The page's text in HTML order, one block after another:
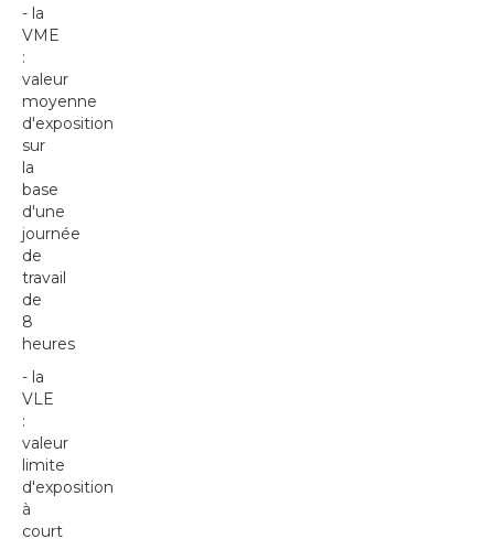
- la
VME
:
valeur
moyenne
d'exposition
sur
la
base
d'une
journée
de
travail
de
8
heures
- la
VLE
:
valeur
limite
d'exposition
à
court